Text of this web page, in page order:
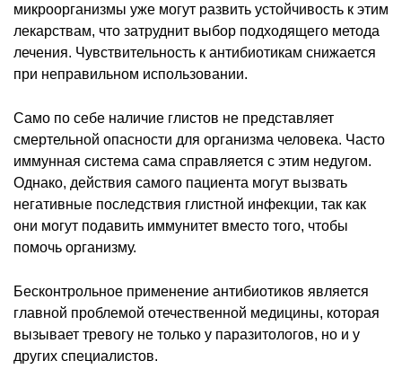
микроорганизмы уже могут развить устойчивость к этим
лекарствам, что затруднит выбор подходящего метода
лечения. Чувствительность к антибиотикам снижается
при неправильном использовании.
Само по себе наличие глистов не представляет
смертельной опасности для организма человека. Часто
иммунная система сама справляется с этим недугом.
Однако, действия самого пациента могут вызвать
негативные последствия глистной инфекции, так как
они могут подавить иммунитет вместо того, чтобы
помочь организму.
Бесконтрольное применение антибиотиков является
главной проблемой отечественной медицины, которая
вызывает тревогу не только у паразитологов, но и у
других специалистов.